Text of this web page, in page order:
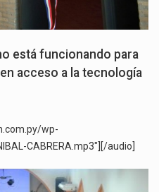
está funcionando para
acceso a la tecnología
wp-
CABRERA.mp3"][/audio]